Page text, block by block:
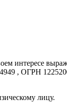
интересе
, ОГРН
лицу.